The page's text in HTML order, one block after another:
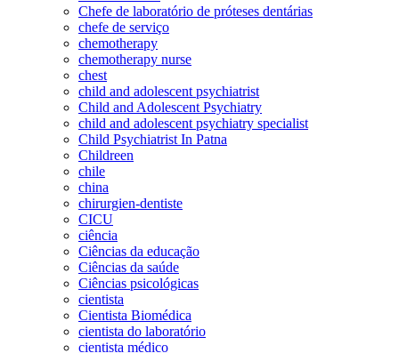
Chefe de laboratório de próteses dentárias
chefe de serviço
chemotherapy
chemotherapy nurse
chest
child and adolescent psychiatrist
Child and Adolescent Psychiatry
child and adolescent psychiatry specialist
Child Psychiatrist In Patna
Childreen
chile
china
chirurgien-dentiste
CICU
ciência
Ciências da educação
Ciências da saúde
Ciências psicológicas
cientista
Cientista Biomédica
cientista do laboratório
cientista médico